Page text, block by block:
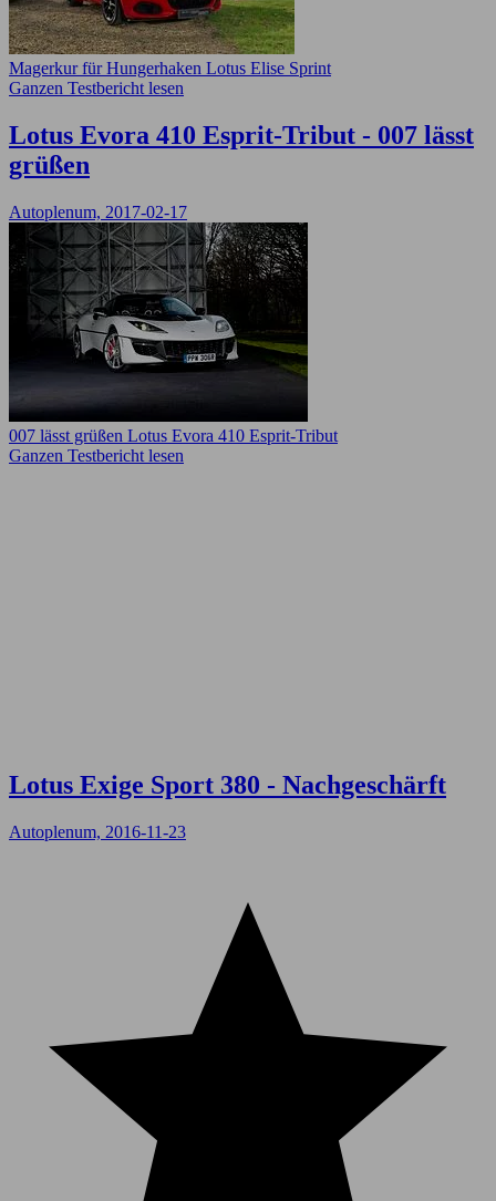
Magerkur für Hungerhaken Lotus Elise Sprint
Ganzen Testbericht lesen
Lotus Evora 410 Esprit-Tribut - 007 lässt
grüßen
Autoplenum, 2017-02-17
007 lässt grüßen Lotus Evora 410 Esprit-Tribut
Ganzen Testbericht lesen
Lotus Exige Sport 380 - Nachgeschärft
Autoplenum, 2016-11-23